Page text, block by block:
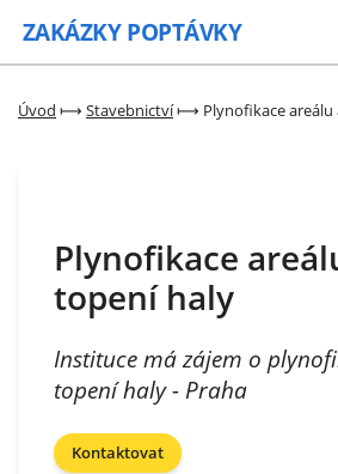
ZAKÁZKY POPTÁVKY
Vyhledávat
Kategorie
Zaregistrovat se
Úvod ⟼ Stavebnictví⟼ Plynofikace
Plynofikace
topení haly
Instituce má zájem o
topení haly - Praha
Kontaktovat